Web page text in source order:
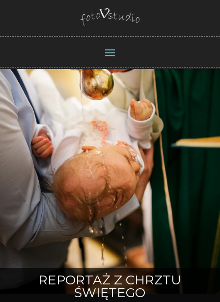
REPORTAŻ Z CHRZTU
ŚWIĘTEGO